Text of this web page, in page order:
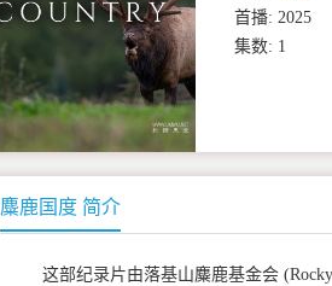
首播: 2025
集数: 1
麋鹿国度 简介
这部纪录片由落基山麋鹿基金会